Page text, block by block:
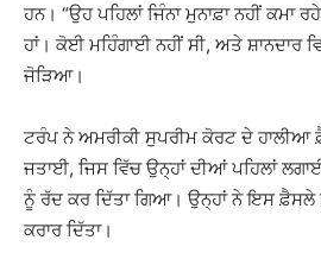
ਹਨ। “ਉਹ ਪਹਿਲਾਂ ਜਿੰਨਾ ਮੁਨਾਫ਼ਾ ਨਹੀਂ ਕਮਾ
ਹਾਂ। ਕੋਈ ਮਹਿੰਗਾਈ ਨਹੀਂ ਸੀ, ਅਤੇ ਸ਼ਾਨਦਾਰ
ਜੋੜਿਆ।
ਟਰੰਪ ਨੇ ਅਮਰੀਕੀ ਸੁਪਰੀਮ ਕੋਰਟ ਦੇ ਹਾਲੀਆ
ਜਤਾਈ, ਜਿਸ ਵਿੱਚ ਉਨ੍ਹਾਂ ਦੀਆਂ ਪਹਿਲਾਂ
ਨੂੰ ਰੱਦ ਕਰ ਦਿੱਤਾ ਗਿਆ। ਉਨ੍ਹਾਂ ਨੇ ਇਸ ਫ਼ੈਸਲੇ
ਕਰਾਰ ਦਿੱਤਾ।